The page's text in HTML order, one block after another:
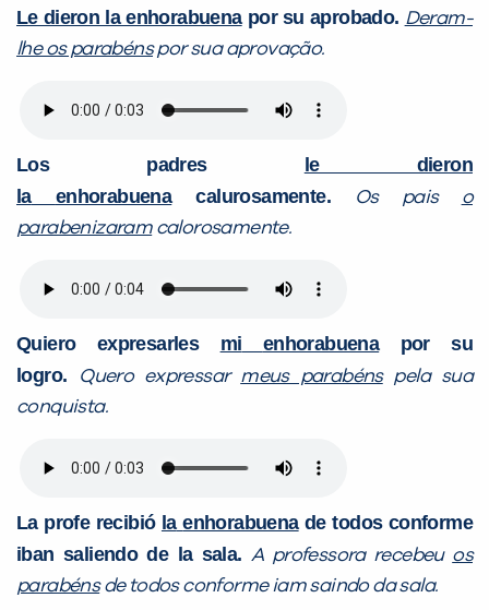
Le dieron la enhorabuenapor su aprobado. Deram-
lhe os parabénspor sua aprovação.
Los padres
le dieron
la
enhorabuena calurosamente. Os pais o
parabenizaramcalorosamente.
Quiero expresarles mi enhorabuena
por su
logro.
Quero expressar meus parabénspela sua
conquista.
La profe recibió la enhorabuena de todos conforme
iban saliendo de la sala.A professora recebeu os
parabénsde todos conforme iam saindo da sala.